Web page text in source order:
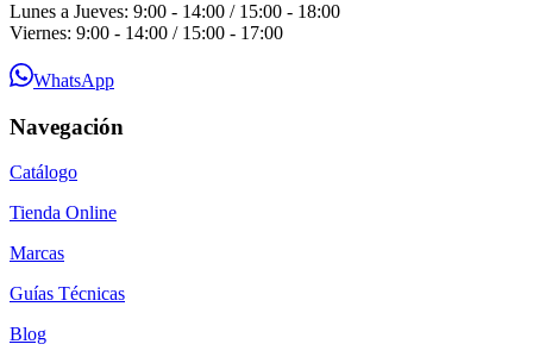
Lunes a Jueves: 9:00 - 14:00 / 15:00 - 18:00
Viernes: 9:00 - 14:00 / 15:00 - 17:00
WhatsApp
Navegación
Catálogo
Tienda Online
Marcas
Guías Técnicas
Blog